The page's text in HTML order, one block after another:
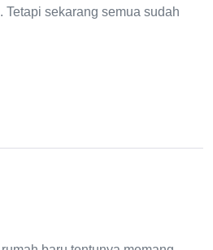
sekarang semua sudah